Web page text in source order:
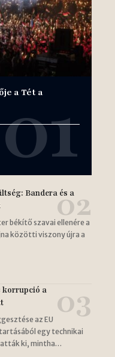
a Tét a
Bandera és a
békítő szavai ellenére a
közötti viszony újra a
korrupció a
az EU
egy technikai
ki, mintha…